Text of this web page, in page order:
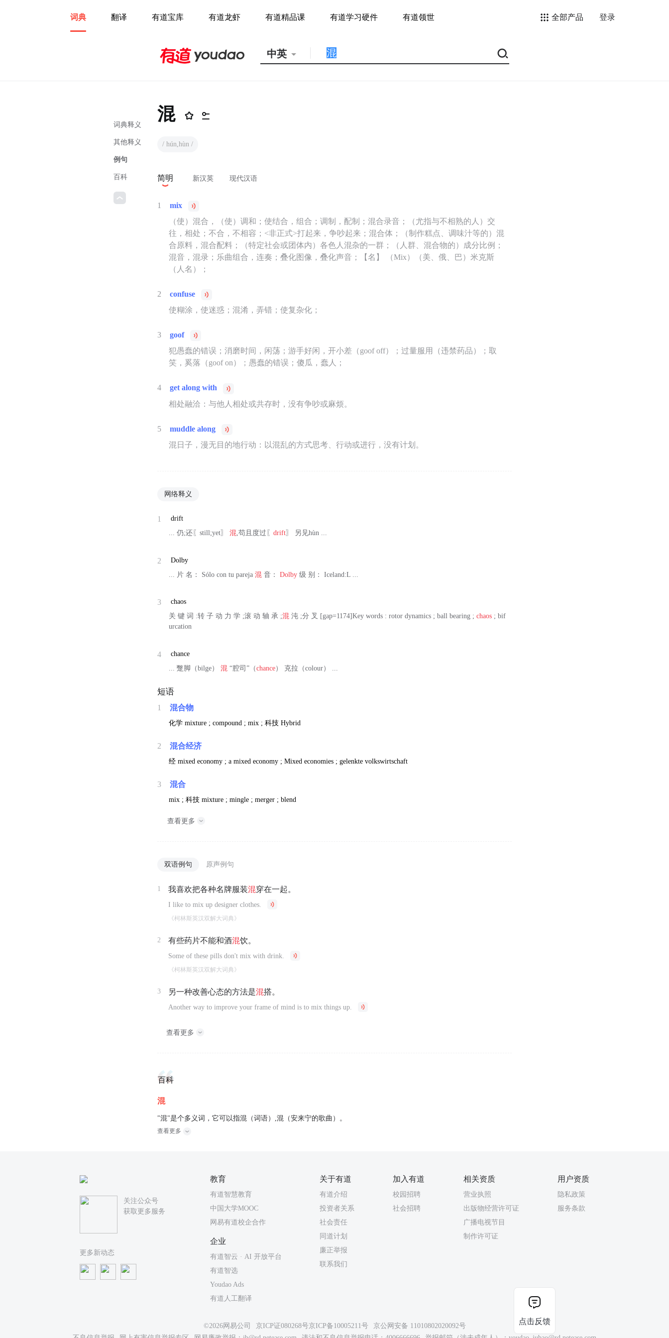
词典 翻译 有道宝库 有道龙虾 有道精品课 有道学习硬件 有道领世 全部产品 登录
中英
词典释义
其他释义
例句
百科
混
/ hún,hùn /
简明 新汉英 现代汉语
1
mix
（使）混合，（使）调和；使结合，组合；调制，配制；混合录音；（尤指与不相熟的人）交
往，相处；不合，不相容；<非正式>打起来，争吵起来；混合体；（制作糕点、调味汁等的）混
合原料，混合配料；（特定社会或团体内）各色人混杂的一群；（人群、混合物的）成分比例；
混音，混录；乐曲组合，连奏；叠化图像，叠化声音；【名】 （Mix）（美、俄、巴）米克斯
（人名）；
2
confuse
使糊涂，使迷惑；混淆，弄错；使复杂化；
3
goof
犯愚蠢的错误；消磨时间，闲荡；游手好闲，开小差（goof off）；过量服用（违禁药品）；取
笑，奚落（goof on）；愚蠢的错误；傻瓜，蠢人；
4
get along with
相处融洽：与他人相处或共存时，没有争吵或麻烦。
5
muddle along
混日子，漫无目的地行动：以混乱的方式思考、行动或进行，没有计划。
网络释义
1
drift
... 仍;还〖still;yet〗混,苟且度过〖drift〗 另见hùn ...
2
Dolby
... 片 名： Sólo con tu pareja混 音：Dolby 级 别： Iceland:L ...
3
chaos
关 键 词 :转 子 动 力 学 ;滚 动 轴 承 ;混 沌 ;分 叉 [gap=1174]Key words : rotor dynamics ; ball bearing ;chaos ; bif
urcation
4
chance
... 蹩脚（bilge）混 “腔司”（chance） 克拉（colour） ...
短语
1 混合物
化学mixture ; compound ; mix ;科技Hybrid
2 混合经济
经mixed economy ; a mixed economy ; Mixed economies ; gelenkte volkswirtschaft
3 混合
mix ;科技mixture ; mingle ; merger ; blend
查看更多
双语例句 原声例句
1 我喜欢把各种名牌服装混穿在一起。
I like to mix up designer clothes.
《柯林斯英汉双解大词典》
2 有些药片不能和酒混饮。
Some of these pills don't mix with drink.
《柯林斯英汉双解大词典》
3 另一种改善心态的方法是混搭。
Another way to improve your frame of mind is to mix things up.
查看更多
百科
混
"混"是个多义词，它可以指混（词语）,混（安来宁的歌曲）。
查看更多
关注公众号
获取更多服务
更多新动态
教育
有道智慧教育
中国大学MOOC
网易有道校企合作
关于有道
有道介绍
投资者关系
社会责任
同道计划
廉正举报
联系我们
加入有道
校园招聘
社会招聘
相关资质
营业执照
出版物经营许可证
广播电视节目
制作许可证
用户资质
隐私政策
服务条款
企业
有道智云 · AI 开放平台
有道智选
Youdao Ads
有道人工翻译
©2026网易公司 京ICP证080268号京ICP备10005211号
京公网安备 11010802020092号
点击反馈